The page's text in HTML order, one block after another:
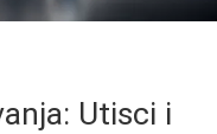
Utisci i